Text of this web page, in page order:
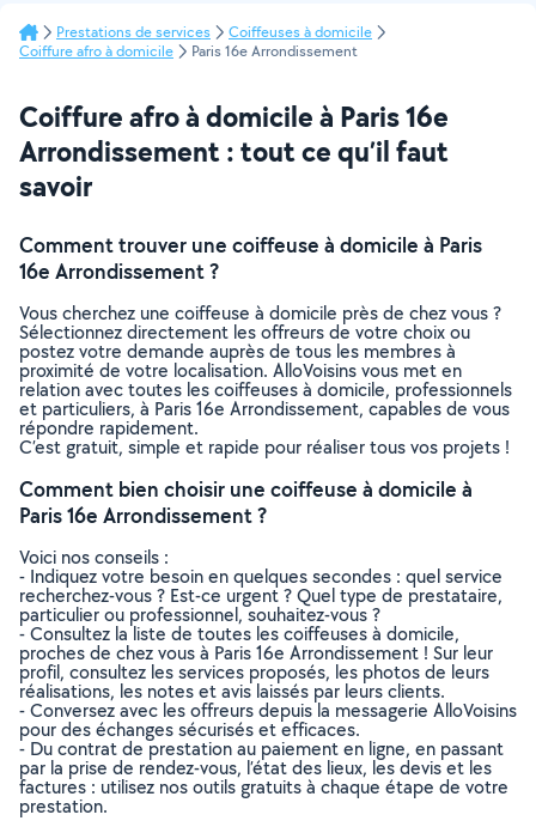
Prestations de services
Coiffeuses à domicile
Coiffure afro à domicile
Paris 16e Arrondissement
Coiffure afro à domicile à Paris 16e
Arrondissement : tout ce qu’il faut
savoir
Comment trouver une coiffeuse à domicile à Paris
16e Arrondissement ?
Vous cherchez une coiffeuse à domicile près de chez vous ?
Sélectionnez directement les offreurs de votre choix ou
postez votre demande auprès de tous les membres à
proximité de votre localisation. AlloVoisins vous met en
relation avec toutes les coiffeuses à domicile, professionnels
et particuliers, à Paris 16e Arrondissement, capables de vous
répondre rapidement.
C’est gratuit, simple et rapide pour réaliser tous vos projets !
Comment bien choisir une coiffeuse à domicile à
Paris 16e Arrondissement ?
Voici nos conseils :
- Indiquez votre besoin en quelques secondes : quel service
recherchez-vous ? Est-ce urgent ? Quel type de prestataire,
particulier ou professionnel, souhaitez-vous ?
- Consultez la liste de toutes les coiffeuses à domicile,
proches de chez vous à Paris 16e Arrondissement ! Sur leur
profil, consultez les services proposés, les photos de leurs
réalisations, les notes et avis laissés par leurs clients.
- Conversez avec les offreurs depuis la messagerie AlloVoisins
pour des échanges sécurisés et efficaces.
- Du contrat de prestation au paiement en ligne, en passant
par la prise de rendez-vous, l’état des lieux, les devis et les
factures : utilisez nos outils gratuits à chaque étape de votre
prestation.